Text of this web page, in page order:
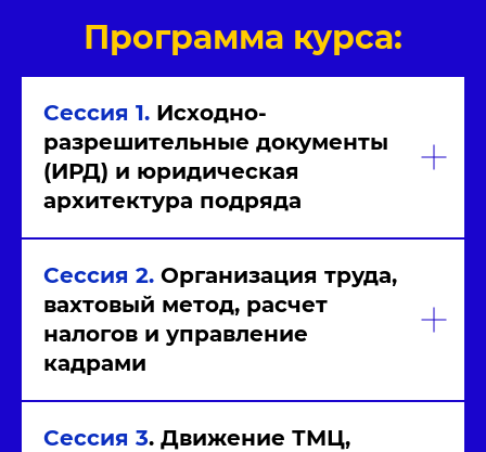
Программа курса:
Сессия 1. Исходно-
разрешительные документы
(ИРД) и юридическая
архитектура подряда
Сессия 2. Организация труда,
вахтовый метод, расчет
налогов и управление
кадрами
Сессия 3. Движение ТМЦ,